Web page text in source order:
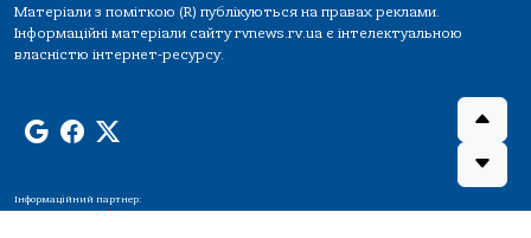
Матеріали з поміткою (R) публікуються на правах реклами.
Інформаційні матеріали сайту rvnews.rv.ua є інтелектуальною
власністю інтернет-ресурсу.
Інформаційний партнер: